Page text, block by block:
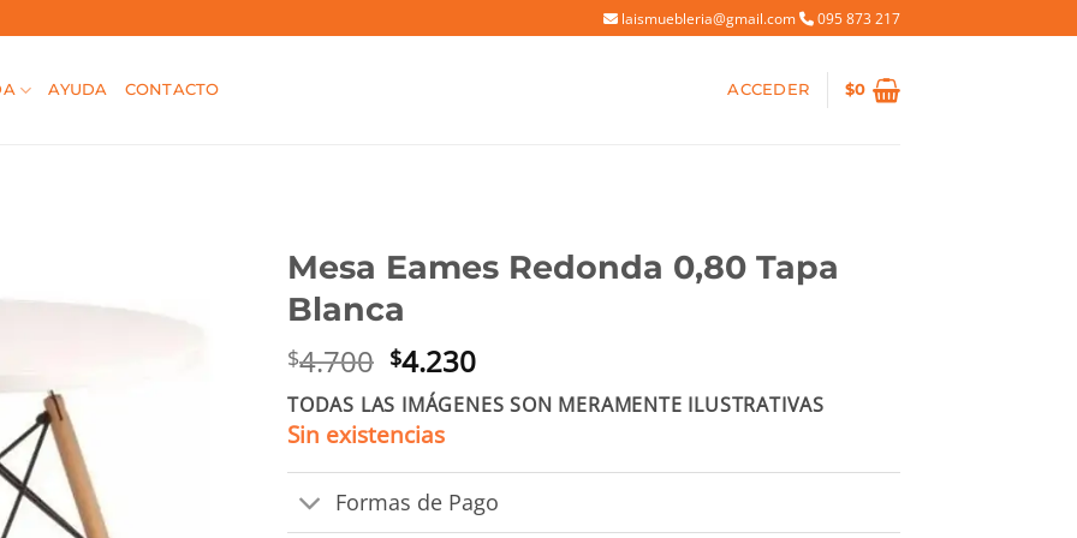
laismuebleria@gmail.com 095 873 217
AYUDA CONTACTO ACCEDER $0
Mesa Eames Redonda 0,80 Tapa
Blanca
$4.700 El
precio
original
era:
$4.700.
$4.230El
precio
actual
$4.230.
TODAS LAS IMÁGENES SON MERAMENTE ILUSTRATIVAS
Sin existencias
Formas de Pago